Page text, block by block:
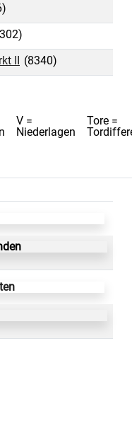
II (8340)
V =
Niederlagen
Tore =